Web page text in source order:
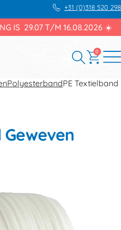
+31 (0)318 520 298
IS 29.07 T/M 16.08.2026 ☀️
0
PolyesterbandPE Textielband
Geweven